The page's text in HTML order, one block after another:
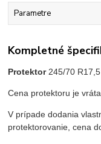
Parametre
Kompletné
Protektor245/70 R17,5
Cena protektoru je
V prípade dodania
protektorovanie, cena